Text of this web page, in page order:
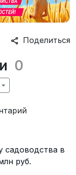
Поделиться
0
садоводства в
руб.